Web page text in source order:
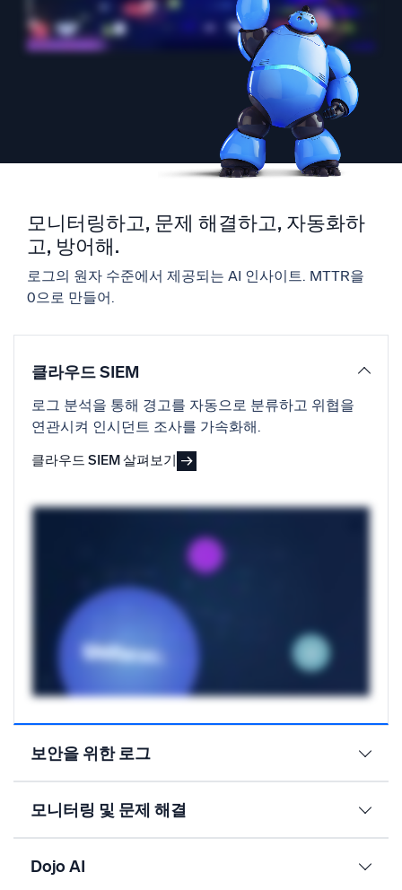
강력한 로그 가시성으로 클라우드 보안 강화
동적 가시성
신뢰할 수 있고 인증된
모니터링하고, 문제 해결하고, 자동화하
고, 방어해.
로그의 원자 수준에서 제공되는 AI 인사이트. MTTR을
0으로 만들어.
클라우드 SIEM
로그 분석을 통해 경고를 자동으로 분류하고 위협을
연관시켜 인시던트 조사를 가속화해.
클라우드 SIEM 살펴보기
보안을 위한 로그
모니터링 및 문제 해결
Dojo AI